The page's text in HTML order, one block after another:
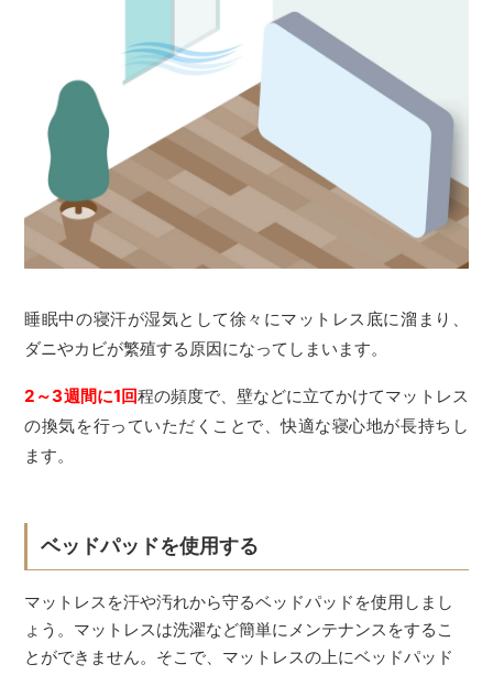
睡眠中の寝汗が湿気として徐々にマットレス底に溜まり、
ダニやカビが繁殖する原因になってしまいます。
2～3週間に1回程の頻度で、壁などに立てかけてマットレス
の換気を行っていただくことで、快適な寝心地が長持ちし
ます。
ベッドパッドを使用する
マットレスを汗や汚れから守るベッドパッドを使用しまし
ょう。マットレスは洗濯など簡単にメンテナンスをするこ
とができません。そこで、マットレスの上にベッドパッド